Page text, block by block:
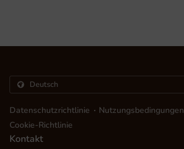
Datenschutzrichtlinie . Nutzungsbedingungen
Cookie-Richtlinie
Kontakt